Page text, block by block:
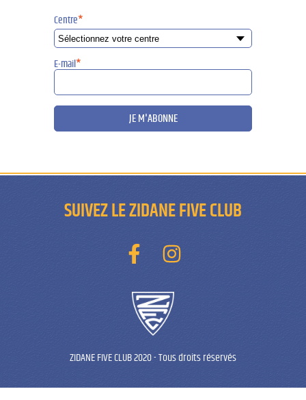
Centre*
E-mail *
JE M'ABONNE
ZIDANE FIVE CLUB 2020- Tous droits réservés
SUIVEZ LE ZIDANE FIVE CLUB